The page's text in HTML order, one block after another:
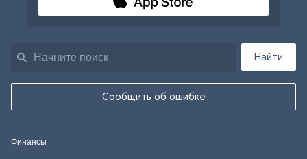
Найти
Сообщить об ошибке
Финансы